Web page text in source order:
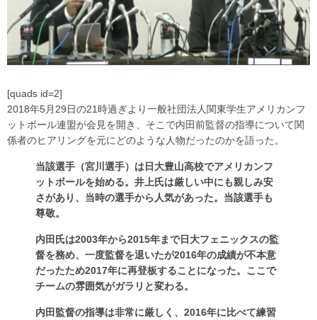
[quads id=2]
2018年5月29日の21時過ぎより一般社団法人関東学生アメリカンフ
ットボール連盟が会見を開き、そこで内田前監督の指導について関
係者のヒアリングを元にどのような人物だったのかを語った。
当該選手（宮川選手）は日大豊山高校でアメリカンフ
ットボールを始める。井上氏は厳しい中にも親しみ安
さがあり、当時の選手から人気があった。当該選手も
尊敬。
内田氏は2003年から2015年まで日大フェニックスの監
督を務め、一度監督を退いたが2016年の成績が不本意
だったため2017年に再登板することになった。ここで
チームの雰囲気がガラリと変わる。
内田監督の指導は非常に厳しく、2016年に比べて練習